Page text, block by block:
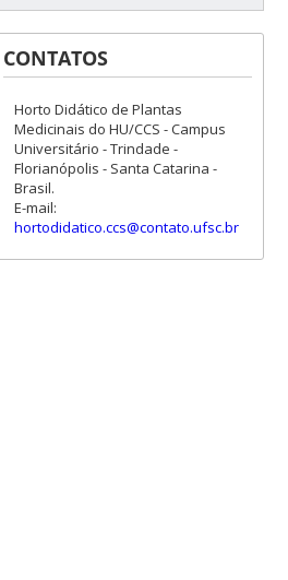
CONTATOS
Horto Didático de Plantas
Medicinais do HU/CCS - Campus
Universitário - Trindade -
Florianópolis - Santa Catarina -
Brasil.
E-mail:
hortodidatico.ccs@contato.ufsc.br